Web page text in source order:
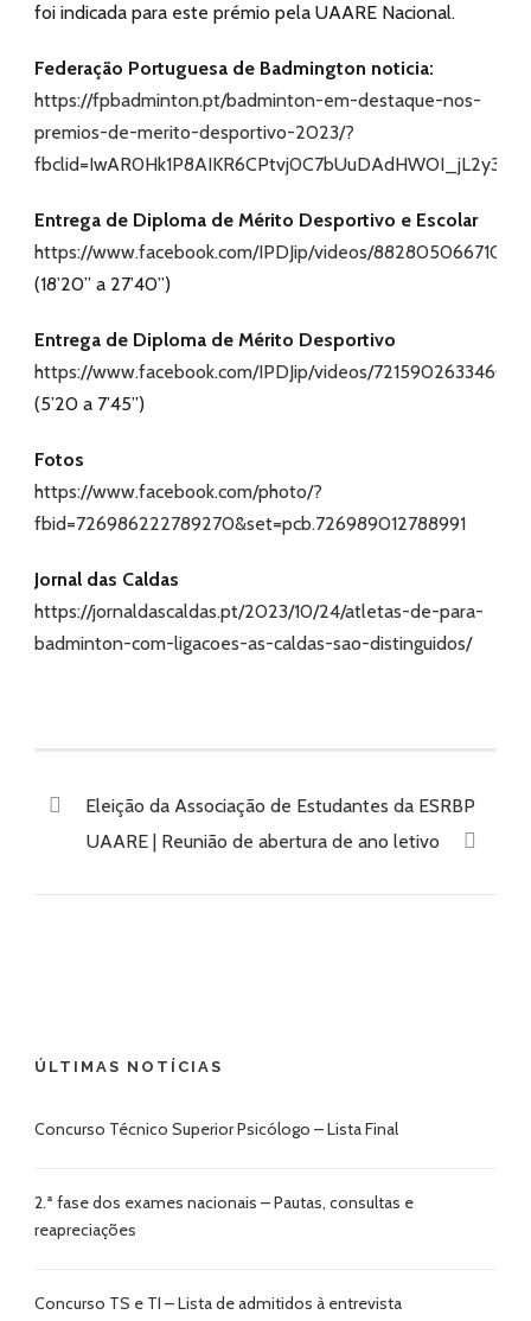
foi indicada para este prémio pela UAARE Nacional.
Federação Portuguesa de Badmington noticia:
https://fpbadminton.pt/badminton-em-destaque-nos-
premios-de-merito-desportivo-2023/?
Entrega de Diploma de Mérito Desportivo e Escolar
https://www.facebook.com/IPDJip/videos/
(18’20” a 27’40’’)
Entrega de Diploma de Mérito Desportivo
https://www.facebook.com/IPDJip/videos/721590263346037
(5’20 a 7’45’’)
Fotos
https://www.facebook.com/photo/?
fbid=726986222789270&set=pcb.726989012788991
Jornal das Caldas
https://jornaldascaldas.pt/2023/10/24/atletas-de-para-
badminton-com-ligacoes-as-caldas-sao-distinguidos/
Eleição da Associação de Estudantes da ESRBP
UAARE | Reunião de abertura de ano letivo
ÚLTIMAS NOTÍCIAS
Concurso Técnico Superior Psicólogo – Lista Final
2.ª fase dos exames nacionais – Pautas, consultas e
reapreciações
Concurso TS e TI – Lista de admitidos à entrevista